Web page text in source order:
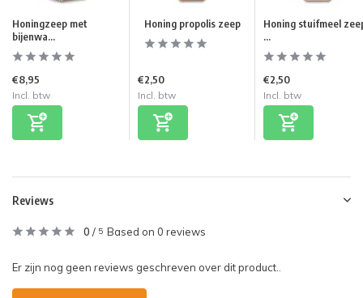
Honingzeep met
bijenwa...
€8,95
Incl. btw
Honing propolis zeep
€2,50
Incl. btw
Honing stuifmeel
...
€2,50
Incl. btw
Reviews
0 / 5 Based on 0 reviews
Er zijn nog geen reviews geschreven over dit product..